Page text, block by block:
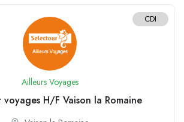
CDI
Ailleurs Voyages
voyages H/F Vaison la Romaine